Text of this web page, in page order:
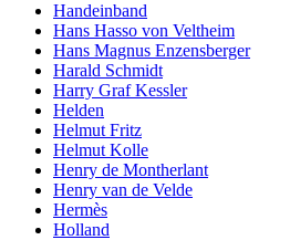
Handeinband
Hans Hasso von Veltheim
Hans Magnus Enzensberger
Harald Schmidt
Harry Graf Kessler
Helden
Helmut Fritz
Helmut Kolle
Henry de Montherlant
Henry van de Velde
Hermès
Holland